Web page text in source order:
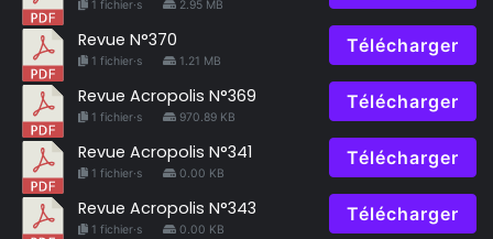
1 fichier·s 2.95 MB
Revue N°370
1 fichier·s 1.21 MB
Télécharger
Revue Acropolis N°369
1 fichier·s 970.89 KB
Télécharger
Revue Acropolis N°341
1 fichier·s 0.00 KB
Télécharger
Revue Acropolis N°343
1 fichier·s 0.00 KB
Télécharger